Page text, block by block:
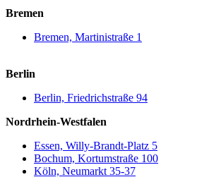
Bremen
Bremen, Martinistraße 1
Berlin
Berlin, Friedrichstraße 94
Nordrhein-Westfalen
Essen, Willy-Brandt-Platz 5
Bochum, Kortumstraße 100
Köln, Neumarkt 35-37